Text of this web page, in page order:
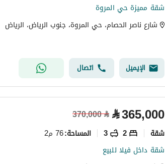
شقة مميزة حي المروة
شارع ناصر الحصام، حي المروة، جنوب الرياض، الرياض
الإيميل اتصال
⃁365,000
⃁
370,000
شقة 2
3 المساحة:76 م2
شقة داخل فيلا للبيع